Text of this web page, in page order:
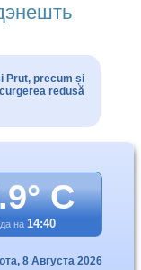
Prut, precum și
redusă
C
на 14:40
8 Августа 2026